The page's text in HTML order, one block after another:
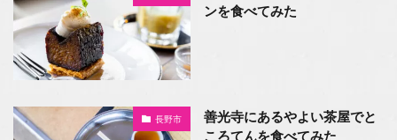
ンを食べてみた
長野市
善光寺にあるやよい茶屋でと
ころてんを食べてみた